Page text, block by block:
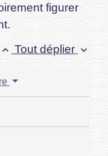
figurer
keyboard_arrow_up Tout déplier keyboard_arrow_down